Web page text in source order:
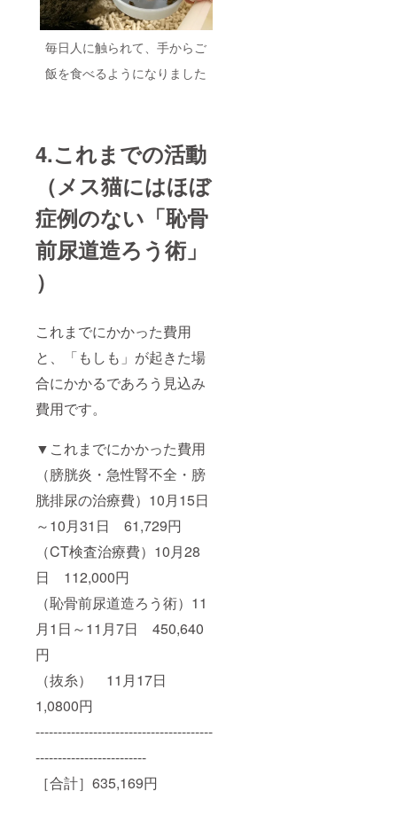
毎日人に触られて、手からご
飯を食べるようになりました
4.これまでの活動
（メス猫にはほぼ
症例のない「恥骨
前尿道造ろう術」
）
これまでにかかった費用
と、「もしも」が起きた場
合にかかるであろう見込み
費用です。
▼これまでにかかった費用
（膀胱炎・急性腎不全・膀
胱排尿の治療費）10月15日
～10月31日 61,729円
（CT検査治療費）10月28
日 112,000円
（恥骨前尿道造ろう術）11
月1日～11月7日 450,640
円
（抜糸） 11月17日
1,0800円
----------------------------------------
-------------------------
［合計］635,169円